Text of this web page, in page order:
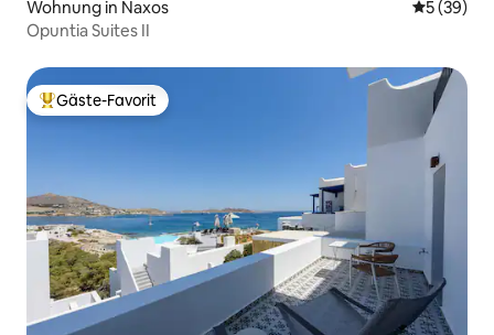
Wohnung in Naxos
5 (39)
Opuntia Suites II
Beliebter Gäste-Favorit.
Gäste-Favorit